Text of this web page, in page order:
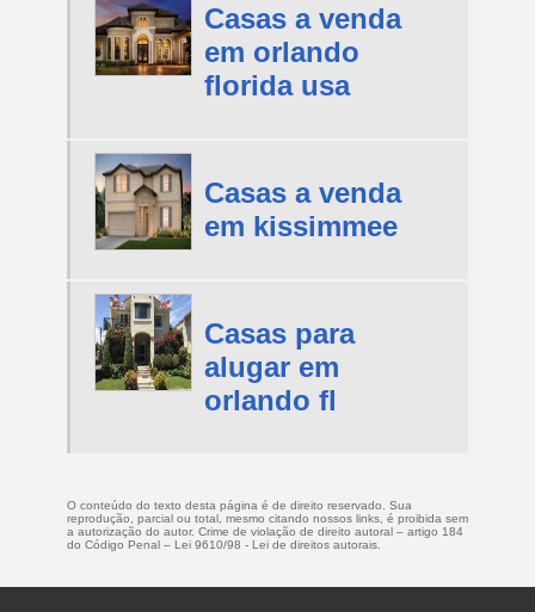
Casas a venda
em orlando
florida usa
Casas a venda
em kissimmee
Casas para
alugar em
orlando fl
O conteúdo do texto desta página é de direito reservado. Sua
reprodução, parcial ou total, mesmo citando nossos links, é proibida sem
a autorização do autor. Crime de violação de direito autoral – artigo 184
do Código Penal – Lei 9610/98 - Lei de direitos autorais